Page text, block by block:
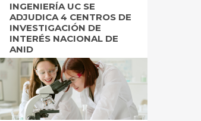
INGENIERÍA UC SE
ADJUDICA 4 CENTROS DE
INVESTIGACIÓN DE
INTERÉS NACIONAL DE
ANID